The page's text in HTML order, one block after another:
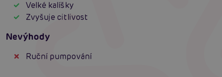
Velké kalíšky
Zvyšuje citlivost
Nevýhody
Ruční pumpování